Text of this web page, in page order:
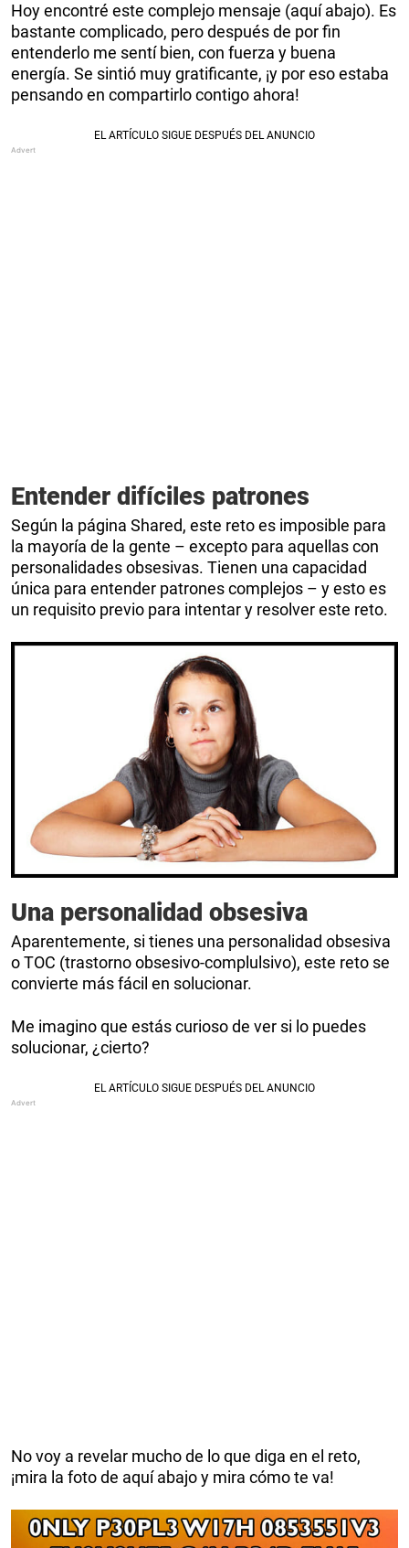
Hoy encontré este complejo mensaje (aquí abajo). Es
bastante complicado, pero después de por fin
entenderlo me sentí bien, con fuerza y buena
energía. Se sintió muy gratificante, ¡y por eso estaba
pensando en compartirlo contigo ahora!
Entender difíciles patrones
Según la página Shared, este reto es imposible para
la mayoría de la gente – excepto para aquellas con
personalidades obsesivas. Tienen una capacidad
única para entender patrones complejos – y esto es
un requisito previo para intentar y resolver este reto.
Una personalidad obsesiva
Aparentemente, si tienes una personalidad obsesiva
o TOC (trastorno obsesivo-complulsivo), este reto se
convierte más fácil en solucionar.
Me imagino que estás curioso de ver si lo puedes
solucionar, ¿cierto?
No voy a revelar mucho de lo que diga en el reto,
¡mira la foto de aquí abajo y mira cómo te va!